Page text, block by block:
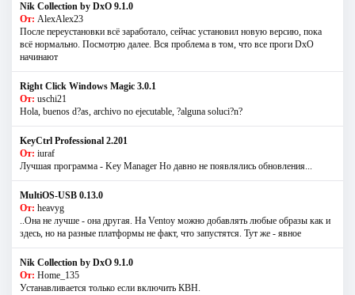
Nik Collection by DxO 9.1.0
От: AlexAlex23
После переустановки всё заработало, сейчас установил новую версию, пока
всё нормально. Посмотрю далее. Вся проблема в том, что все проги DxO
начинают
Right Click Windows Magic 3.0.1
От: uschi21
Hola, buenos d?as, archivo no ejecutable, ?alguna soluci?n?
KeyCtrl Professional 2.201
От: iuraf
Лучшая программа - Key Manager Но давно не появлялись обновления...
MultiOS-USB 0.13.0
От: heavyg
..Она не лучше - она другая. На Ventoy можно добавлять любые образы как и
здесь, но на разные платформы не факт, что запустятся. Тут же - явное
Nik Collection by DxO 9.1.0
От: Home_135
Устанавливается только если включить КВН.